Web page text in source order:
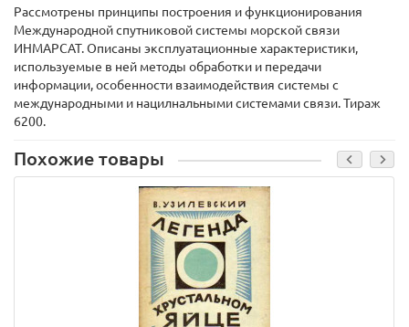
Рассмотрены принципы построения и функционирования
Международной спутниковой системы морской связи
ИНМАРСАТ. Описаны эксплуатационные характеристики,
используемые в ней методы обработки и передачи
информации, особенности взаимодействия системы с
международными и нацилнальными системами связи. Тираж
6200.
Похожие товары